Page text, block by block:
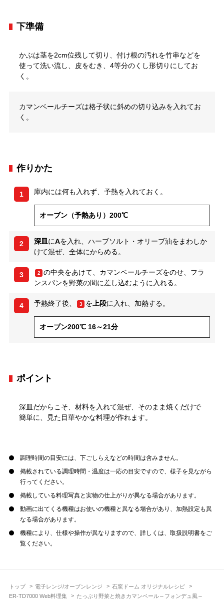
トップ 電子レンジ/オーブンレンジ
石窯ドーム オリジナルレシピ
ER-TD7000 Web料理集
たっぷり野菜と焼きカマンベール～フォンデュ風～
下準備
かぶは茎を2cm位残して切り、付け根の汚れを竹串などを
使って洗い流し、皮をむき、4等分のくし形切りにしてお
く。
カマンベールチーズは格子状に斜めの切り込みを入れてお
く。
作りかた
1 庫内には何も入れず、予熱を入れておく。
オーブン（予熱あり）200℃
2 深皿にAを入れ、ハーブソルト・オリーブ油をまわしか
けて混ぜ、全体にからめる。
3 2
の中央をあけて、カマンベールチーズをのせ、フラ
ンスパンを野菜の間に差し込むように入れる。
4 予熱終了後、 3 を上段に入れ、加熱する。
オーブン200℃ 16～21分
ポイント
深皿だからこそ、材料を入れて混ぜ、そのまま焼くだけで
簡単に、見た目華やかな料理が作れます。
調理時間の目安には、下ごしらえなどの時間は含みません。
掲載されている調理時間・温度は一応の目安ですので、様子を見ながら
行ってください。
掲載している料理写真と実物の仕上がりが異なる場合があります。
動画に出てくる機種はお使いの機種と異なる場合があり、加熱設定も異
なる場合があります。
機種により、仕様や操作が異なりますので、詳しくは、取扱説明書をご
覧ください。